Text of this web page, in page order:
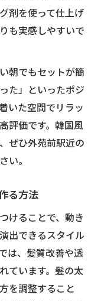
剤を使って仕上げ
も実感しやすいで
朝でもセットが簡
た」といったポジ
いた空間でリラッ
評価です。韓国風
ぜひ外苑前駅近の
い。
る方法
けることで、動き
出できるスタイル
は、髪質改善や透
ています。髪の太
を調整すること